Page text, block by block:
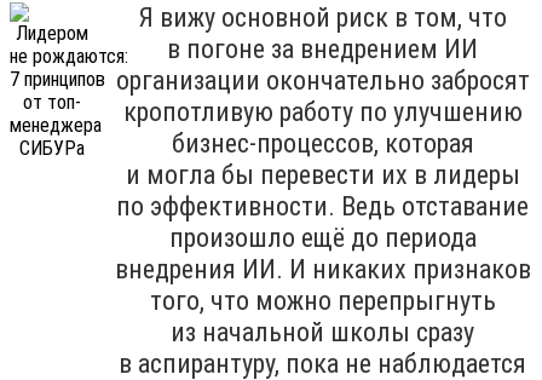
Я вижу основной риск в том, что
в погоне за внедрением ИИ
организации окончательно забросят
кропотливую работу по улучшению
бизнес-процессов, которая
и могла бы перевести их в лидеры
по эффективности. Ведь отставание
произошло ещё до периода
внедрения ИИ. И никаких признаков
того, что можно перепрыгнуть
из начальной школы сразу
в аспирантуру, пока не наблюдается